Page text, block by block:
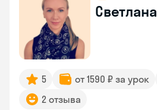
Светлана
5 от 1590 ₽ за урок
2 отзыва